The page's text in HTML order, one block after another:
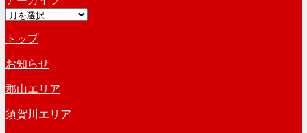
ゴ
ー
ア
カ
イ
ブ
トップ
お知らせ
郡山エリア
須賀川エリア